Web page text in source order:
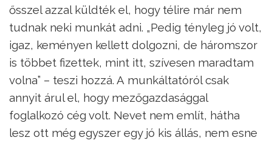
ősszel azzal küldték el, hogy télire már nem
tudnak neki munkát adni. „Pedig tényleg jó volt,
igaz, keményen kellett dolgozni, de háromszor
is többet fizettek, mint itt, szívesen maradtam
volna” – teszi hozzá. A munkáltatóról csak
annyit árul el, hogy mezőgazdasággal
foglalkozó cég volt. Nevet nem említ, hátha
lesz ott még egyszer egy jó kis állás, nem esne